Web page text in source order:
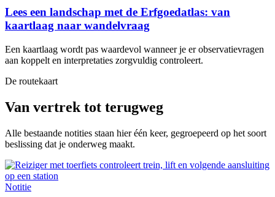
Lees een landschap met de Erfgoedatlas: van
kaartlaag naar wandelvraag
Een kaartlaag wordt pas waardevol wanneer je er observatievragen
aan koppelt en interpretaties zorgvuldig controleert.
De routekaart
Van vertrek tot terugweg
Alle bestaande notities staan hier één keer, gegroepeerd op het soort
beslissing dat je onderweg maakt.
Notitie